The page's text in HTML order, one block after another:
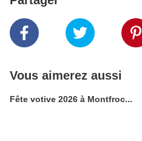
Vous aimerez aussi
Fête votive 2026 à Montfroc...